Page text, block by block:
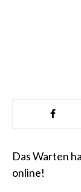
Das Warten
online!